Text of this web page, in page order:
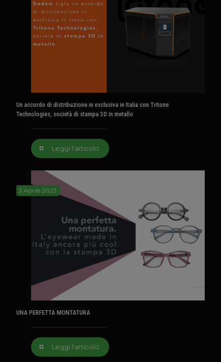
Un accordo di distribuzione in esclusiva in Italia con Tritone
Technologies, società di stampa 3D in metallo
Leggi l'articolo
3 Aprile 2023
UNA PERFETTA MONTATURA
Leggi l'articolo